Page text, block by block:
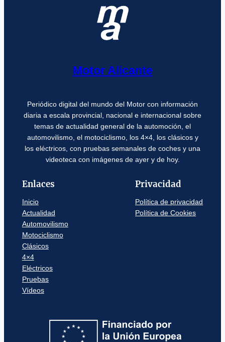
Motor Alicante
Periódico digital del mundo del Motor con información
diaria a escala provincial, nacional e internacional sobre
temas de actualidad general de la automoción, el
automovilismo, el motociclismo, los 4×4, los clásicos y
los eléctricos, con pruebas semanales de coches y una
videoteca con imágenes de ayer y de hoy.
Enlaces
Inicio
Actualidad
Automovilismo
Motociclismo
Clásicos
4×4
Eléctricos
Pruebas
Vídeos
Privacidad
Política de privacidad
Política de Cookies